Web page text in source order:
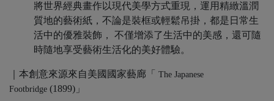
將世界經典畫作以現代美學方式重現，運用精緻溫潤
質地的藝術紙，不論是裝框或輕鬆吊掛，都是日常生
活中的優雅裝飾， 不僅增添了生活中的美感，還可隨
時隨地享受藝術生活化的美好體驗。
｜本創意來源來自美國國家藝廊「 The Japanese
Footbridge (1899)」